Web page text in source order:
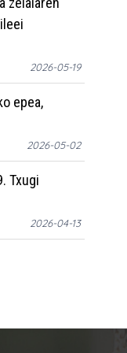
2026-05-19
epea,
2026-05-02
Txugi
2026-04-13